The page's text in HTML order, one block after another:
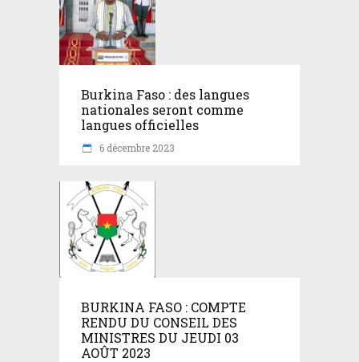
Burkina Faso : des langues
nationales seront comme
langues officielles
6 décembre 2023
BURKINA FASO : COMPTE
RENDU DU CONSEIL DES
MINISTRES DU JEUDI 03
AOÛT 2023